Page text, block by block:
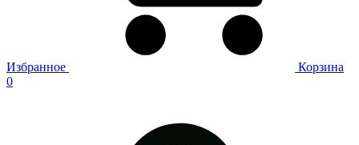
Избранное
Корзина
0